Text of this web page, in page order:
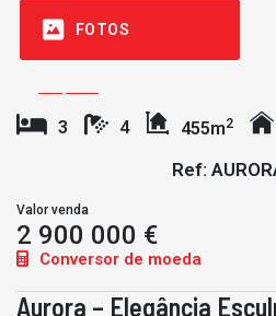
FOTOS
3 4 455m2
Ref:
Valor venda
2 900 000 €
Conversor de moeda
Aurora – Elegância